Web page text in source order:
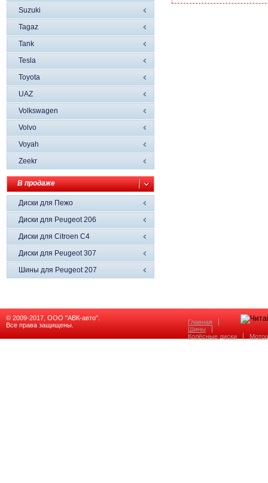
Suzuki
Tagaz
Tank
Tesla
Toyota
UAZ
Volkswagen
Volvo
Voyah
Zeekr
В продаже
Диски для Пежо
Диски для Peugeot 206
Диски для Citroen C4
Диски для Peugeot 307
Шины для Peugeot 207
© 2009-2017, ООО "АВК-авто".
Все права защищены.
Главная
Шины
Колёсные диски